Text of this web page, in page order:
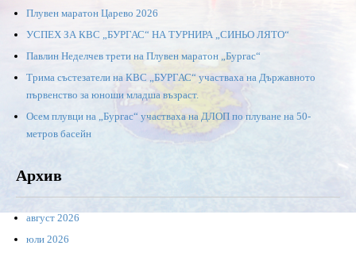
Плувен маратон Царево 2026
УСПЕХ ЗА КВС „БУРГАС“ НА ТУРНИРА „СИНЬО ЛЯТО“
Павлин Неделчев трети на Плувен маратон „Бургас“
Трима състезатели на КВС „БУРГАС“ участваха на Държавното
първенство за юноши младша възраст.
Осем плувци на „Бургас“ участваха на ДЛОП по плуване на 50-
метров басейн
Архив
август 2026
юли 2026